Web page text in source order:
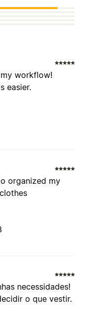
workflow!
easier.
organized my
necessidades!
o que vestir.